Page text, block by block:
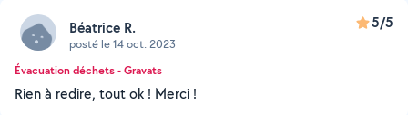
Béatrice R.
posté le 14 oct. 2023
5/5
Évacuation déchets - Gravats
Rien à redire, tout ok ! Merci !